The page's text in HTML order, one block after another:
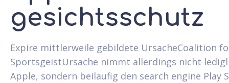
gesichtsschutz
Expire mittlerweile gebildete UrsacheCoalition
SportsgeistUrsache nimmt allerdings nicht
Apple, sondern beilaufig den search engine Play